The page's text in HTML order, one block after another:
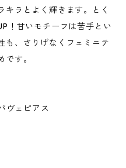
キラとよく輝きます。とく
！甘いモチーフは苦手とい
も、さりげなくフェミニテ
す。
ヴェピアス